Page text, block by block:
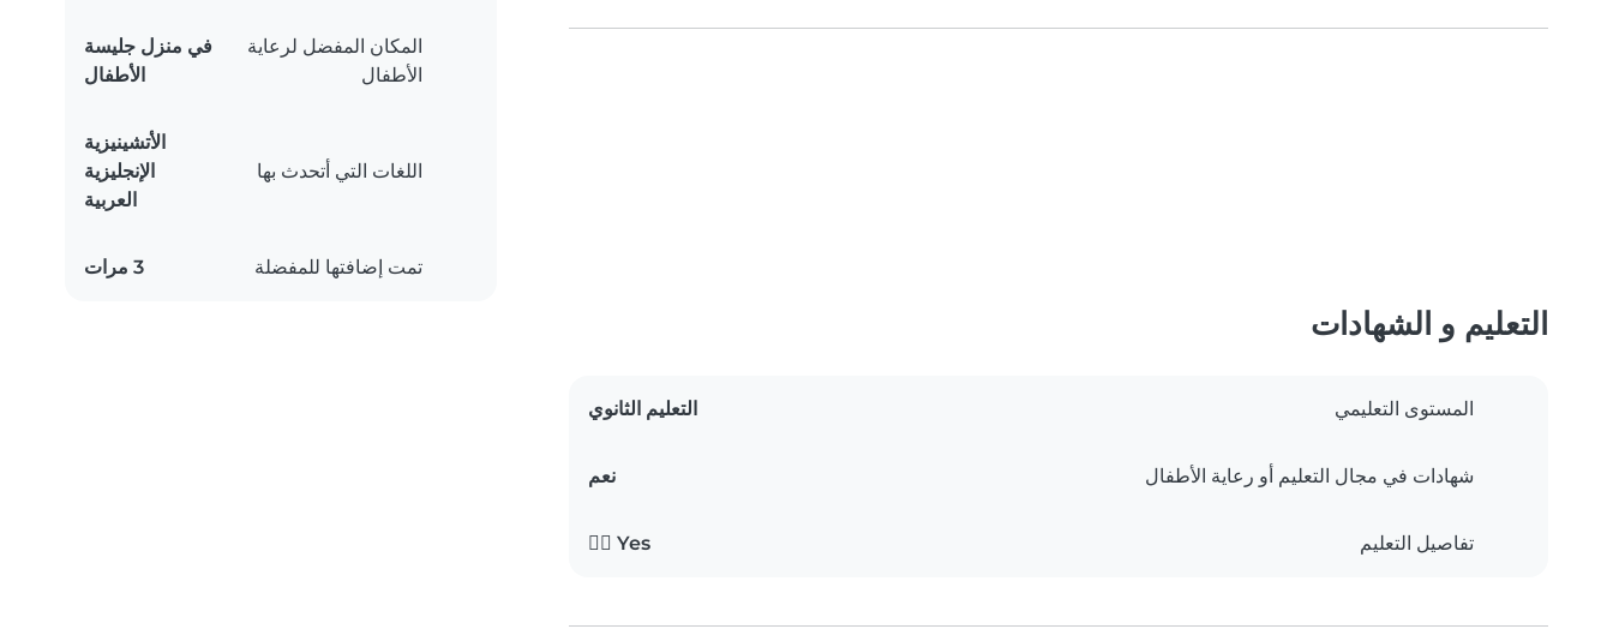
المكان المفضل لرعاية
الأطفال
في منزل جليسة
الأطفال
اللغات التي أتحدث بها
الأتشينيزية
الإنجليزية
العربية
تمت إضافتها للمفضلة 3 مرات
التعليم و الشهادات
المستوى التعليمي التعليم الثانوي
شهادات في مجال التعليم أو رعاية الأطفال نعم
تفاصيل التعليم Yes 🖐🏻